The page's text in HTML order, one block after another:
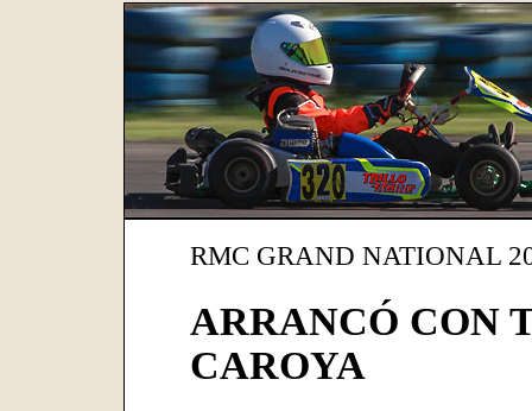
RMC GRAND NATIONAL
ARRANCÓ CON
CAROYA